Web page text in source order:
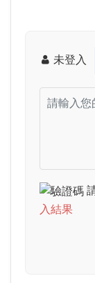
未登入
入結果